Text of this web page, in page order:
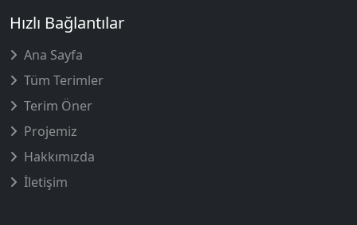
Hızlı Bağlantılar
Ana Sayfa
Tüm Terimler
Terim Öner
Projemiz
Hakkımızda
İletişim